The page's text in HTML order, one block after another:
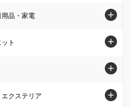
ナー
ルト
ー
ー
プへ
イルポット
品・家電
電トップへ
レーション
ト
プへ
クステリア